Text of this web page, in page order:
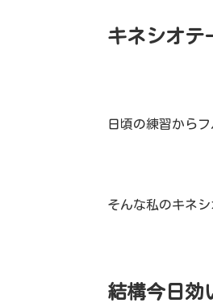
キネシオテ
日頃の練習から
そんな私のキネシ
結構今日効